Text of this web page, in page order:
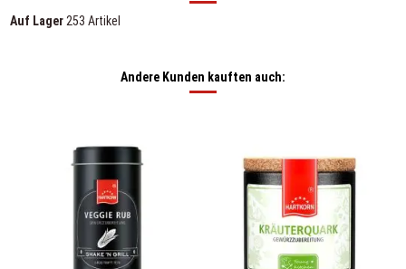
Auf Lager 253 Artikel
Andere Kunden kauften auch: